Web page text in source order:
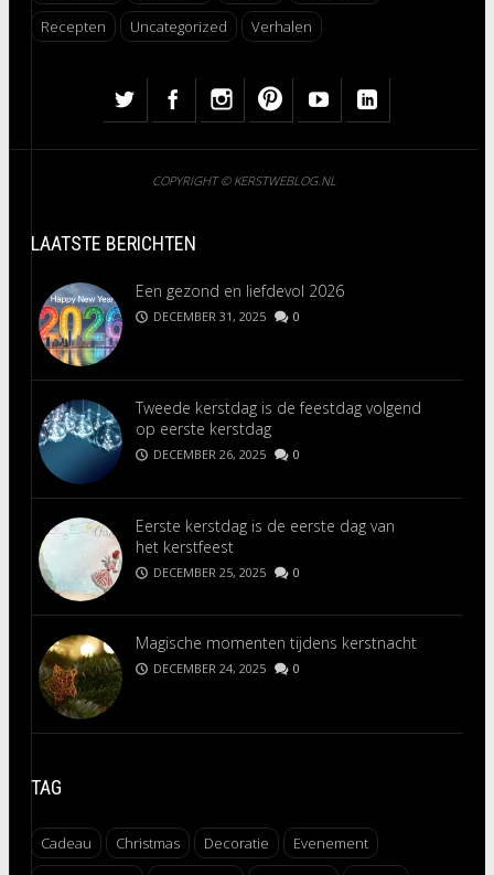
Recepten
Uncategorized Verhalen
COPYRIGHT © KERSTWEBLOG.NL
LAATSTE BERICHTEN
Een gezond en liefdevol 2026
DECEMBER 31, 2025 0
Tweede kerstdag is de feestdag volgend
op eerste kerstdag
DECEMBER 26, 2025 0
Eerste kerstdag is de eerste dag van
het kerstfeest
DECEMBER 25, 2025 0
Magische momenten tijdens kerstnacht
DECEMBER 24, 2025 0
TAG
Cadeau Christmas Decoratie
Evenement